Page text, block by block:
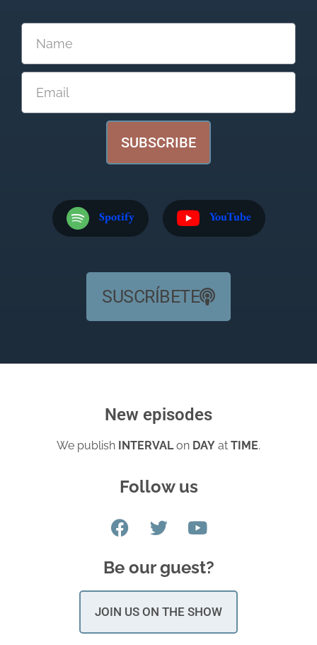
SUBSCRIBE
Spotify YouTube
SUSCRÍBETE
New episodes
We publish INTERVALon DAY at TIME.
Follow us
Be our guest?
JOIN US ON THE SHOW